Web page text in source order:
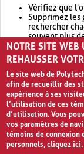
Vérifiez que
Supprimez les
rechercher
souvent plus
Envisagez
retournera
NOTRE SITE WEB
REHAUSSER
Le site web de
afin de recueillir des
expérience à ses
l’utilisation de ces
d’utilisation. Vous
vos paramètres de
témoins de connexion
personnels,cliquez ici.